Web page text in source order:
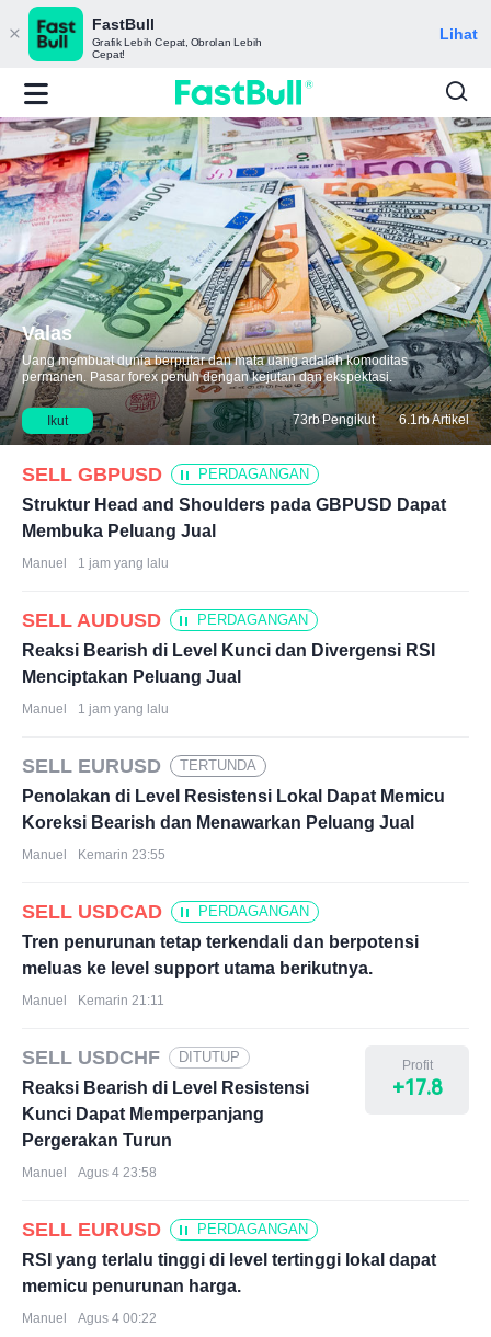
FastBull
Grafik Lebih Cepat, Obrolan Lebih
Cepat!
Lihat
Valas
Uang membuat dunia berputar dan mata uang adalah komoditas
permanen. Pasar forex penuh dengan kejutan dan ekspektasi.
Ikut 73rbPengikut 6.1rbArtikel
SELL GBPUSD PERDAGANGAN
Struktur Head and Shoulders pada GBPUSD Dapat
Membuka Peluang Jual
Manuel 1 jam yang lalu
SELL AUDUSD PERDAGANGAN
Reaksi Bearish di Level Kunci dan Divergensi RSI
Menciptakan Peluang Jual
Manuel 1 jam yang lalu
SELL EURUSD TERTUNDA
Penolakan di Level Resistensi Lokal Dapat Memicu
Koreksi Bearish dan Menawarkan Peluang Jual
Manuel Kemarin 23:55
SELL USDCAD PERDAGANGAN
Tren penurunan tetap terkendali dan berpotensi
meluas ke level support utama berikutnya.
Manuel Kemarin 21:11
SELL USDCHF DITUTUP
Reaksi Bearish di Level Resistensi
Kunci Dapat Memperpanjang
Pergerakan Turun
Profit
+17.8
Manuel Agus 4 23:58
SELL EURUSD PERDAGANGAN
RSI yang terlalu tinggi di level tertinggi lokal dapat
memicu penurunan harga.
Manuel Agus 4 00:22